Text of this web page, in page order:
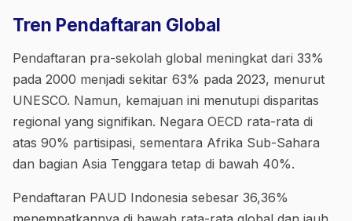
Tren Pendaftaran Global
Pendaftaran pra-sekolah global meningkat dari 33%
pada 2000 menjadi sekitar 63% pada 2023, menurut
UNESCO. Namun, kemajuan ini menutupi disparitas
regional yang signifikan. Negara OECD rata-rata di
atas 90% partisipasi, sementara Afrika Sub-Sahara
dan bagian Asia Tenggara tetap di bawah 40%.
Pendaftaran PAUD Indonesia sebesar 36,36%